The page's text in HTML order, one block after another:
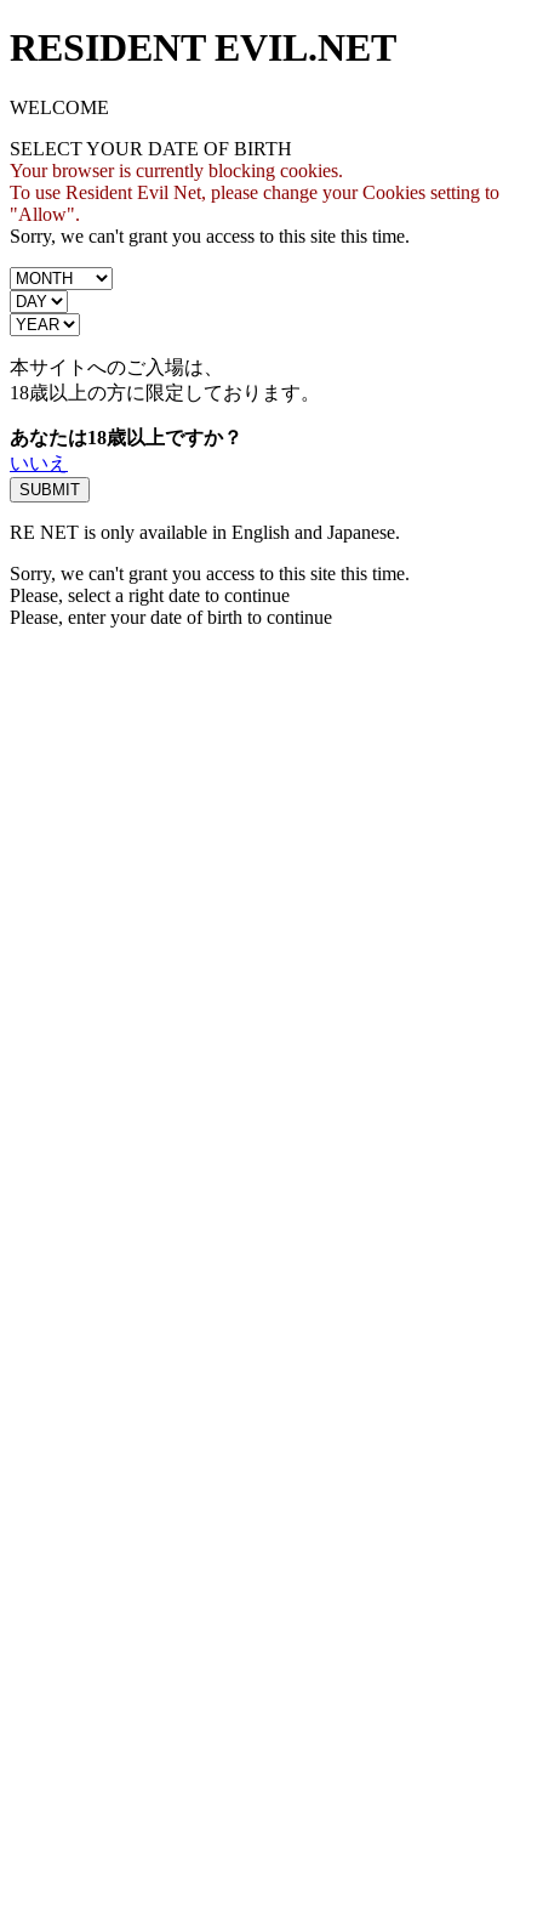
RESIDENT EVIL.NET
WELCOME
SELECT YOUR DATE OF BIRTH
Your browser is currently blocking cookies.
To use Resident Evil Net, please change your Cookies setting to
"Allow".
Sorry, we can't grant you access to this site this time.
本サイトへのご入場は、
18歳以上の方に限定しております。
あなたは18歳以上ですか？
いいえ
RE NET is only available in English and Japanese.
Sorry, we can't grant you access to this site this time.
Please, select a right date to continue
Please, enter your date of birth to continue